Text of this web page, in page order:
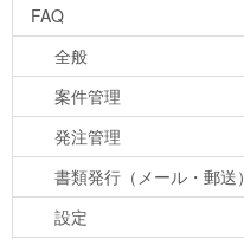
FAQ
全般
案件管理
発注管理
書類発行（メール・郵送）
設定